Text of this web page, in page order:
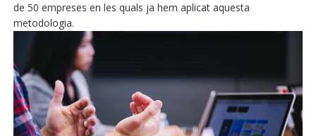
de 50 empreses en les quals ja hem aplicat aquesta
metodologia.